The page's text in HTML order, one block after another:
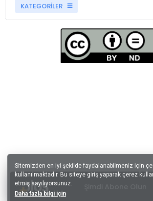
KATEGORİLER
Sitemizden en iyi şekilde faydalanabilmeniz için
kullanılmaktadır. Bu siteye giriş yaparak çerez
etmiş sayılıyorsunuz.
Daha fazla bilgi için